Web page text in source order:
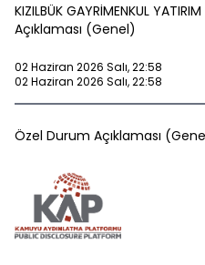
KIZILBÜK GAYRİMENKUL
Açıklaması (Genel)
02 Haziran 2026 Salı, 22:58
02 Haziran 2026 Salı, 22:58
Özel Durum Açıklaması